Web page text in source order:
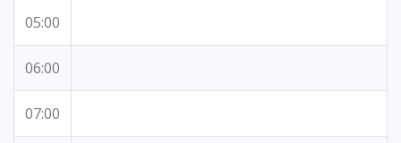
05:00
06:00
07:00